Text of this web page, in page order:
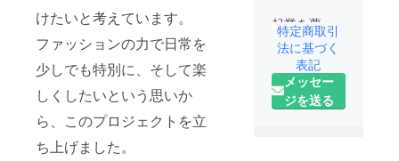
けたいと考えています。
ファッションの力で日常を
少しでも特別に、そして楽
しくしたいという思いか
ら、このプロジェクトを立
ち上げました。
起業を夢見
る20代女子
です。
まずは、一
特定商取引
法に基づく
表記
メッセー
ジを送る